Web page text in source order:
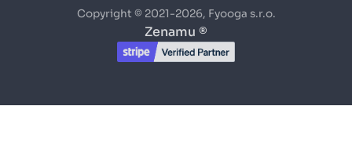
Copyright © 2021-2026, Fyooga s.r.o.
Zenamu ®